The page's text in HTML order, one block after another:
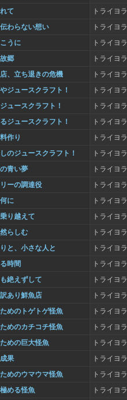
て
トライヨラ
わらない想い
トライヨラ
うに
トライヨラ
郷
トライヨラ
、立ち退きの危機
トライヨラ
ジュースクラフト！
トライヨラ
ュースクラフト！
トライヨラ
ジュースクラフト！
トライヨラ
作り
トライヨラ
のジュースクラフト！
トライヨラ
青い夢
トライヨラ
ーの調達役
トライヨラ
に
トライヨラ
り越えて
トライヨラ
らしむ
トライヨラ
と、小さな人と
トライヨラ
時間
トライヨラ
絶えずして
トライヨラ
あり鮮魚店
トライヨラ
めのトゲトゲ怪魚
トライヨラ
めのカチコチ怪魚
トライヨラ
めの巨大怪魚
トライヨラ
果
トライヨラ
めのウマウマ怪魚
トライヨラ
める怪魚
トライヨラ